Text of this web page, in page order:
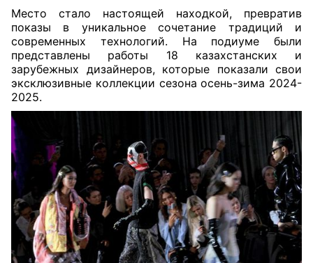
Место стало настоящей находкой, превратив
показы в уникальное сочетание традиций и
современных технологий. На подиуме были
представлены работы 18 казахстанских и
зарубежных дизайнеров, которые показали свои
эксклюзивные коллекции сезона осень-зима 2024-
2025.